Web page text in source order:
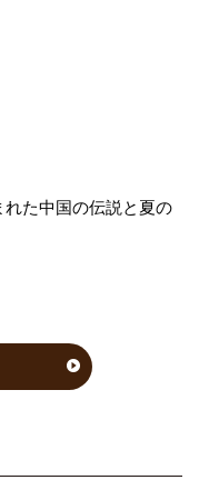
た中国の伝説と夏の